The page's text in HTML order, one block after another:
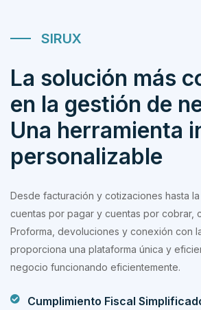
SIRUX
La solución más
en la gestión de
Una herramienta
personalizable
Desde facturación y cotizaciones hasta
cuentas por pagar y cuentas por cobrar,
Proforma, devoluciones y conexión con
proporciona una plataforma única y
negocio funcionando eficientemente.
Cumplimiento Fiscal